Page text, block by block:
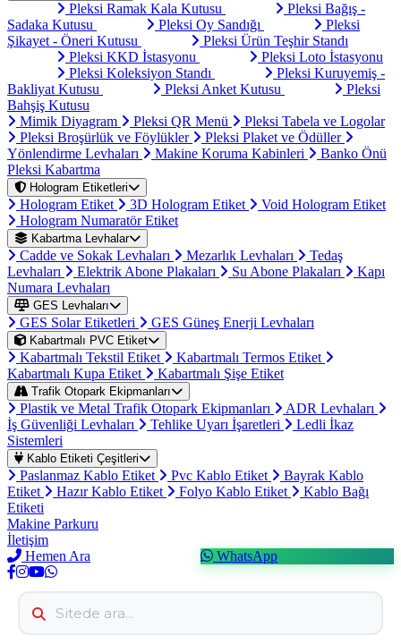
Pleksi Ramak Kala Kutusu
Pleksi Bağış -
Sadaka Kutusu
Pleksi Oy Sandığı
Pleksi
Şikayet - Öneri Kutusu
Pleksi Ürün Teşhir Standı
Pleksi KKD İstasyonu
Pleksi Loto İstasyonu
Pleksi Koleksiyon Standı
Pleksi Kuruyemiş -
Bakliyat Kutusu
Pleksi Anket Kutusu
Pleksi
Bahşiş Kutusu
Mimik Diyagram
Pleksi QR Menü
Pleksi Tabela ve Logolar
Pleksi Broşürlük ve Föylükler
Pleksi Plaket ve Ödüller
Yönlendirme Levhaları
Makine Koruma Kabinleri
Banko Önü
Pleksi Kabartma
Hologram Etiketleri
Hologram Etiket 3D Hologram Etiket
Void Hologram Etiket
Hologram Numaratör Etiket
Kabartma Levhalar
Cadde ve Sokak Levhaları Mezarlık Levhaları
Tedaş
Levhaları
Elektrik Abone Plakaları Su Abone Plakaları
Kapı
Numara Levhaları
GES Levhaları
GES Solar Etiketleri GES Güneş Enerji Levhaları
Kabartmalı PVC Etiket
Kabartmalı Tekstil Etiket
Kabartmalı Termos Etiket
Kabartmalı Kupa Etiket
Kabartmalı Şişe Etiket
Trafik Otopark Ekipmanları
Plastik ve Metal Trafik Otopark Ekipmanları
ADR Levhaları
İş Güvenliği Levhaları
Tehlike Uyarı İşaretleri
Ledli İkaz
Sistemleri
Kablo Etiketi Çeşitleri
Paslanmaz Kablo Etiket Pvc Kablo Etiket
Bayrak Kablo
Etiket
Hazır Kablo Etiket Folyo Kablo Etiket
Kablo Bağı
Etiketi
Makine Parkuru
İletişim
Hemen Ara
WhatsApp